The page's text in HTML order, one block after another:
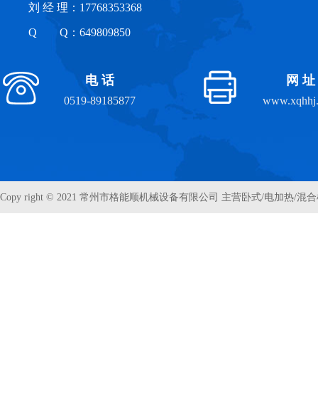
刘 经 理：17768353368
Q Q：649809850
电 话
0519-89185877
网 址
Copy right © 2021 常州市格能顺机械设备有限公司 主营卧式/电加热/混